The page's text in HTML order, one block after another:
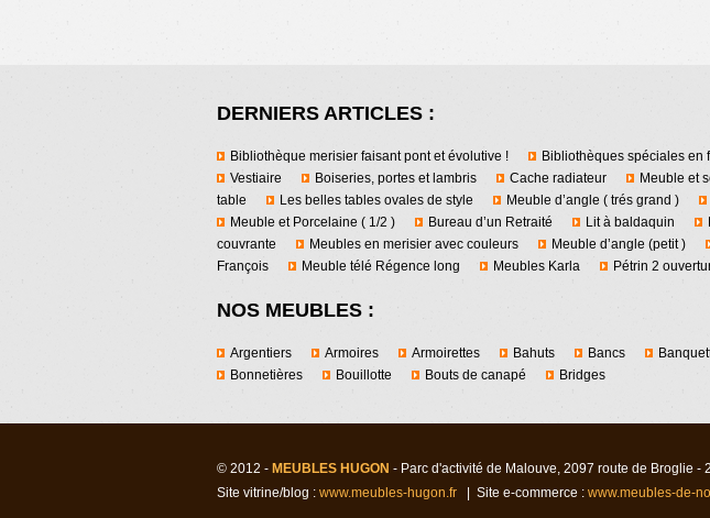
DERNIERS ARTICLES :
Bibliothèque merisier faisant pont et évolutive ! Bibliothèques spéciales en
Vestiaire
Boiseries, portes et lambris Cache radiateur Meuble et
table
Les belles tables ovales de style Meuble d’angle ( trés grand )
Meuble et Porcelaine ( 1/2 )
Bureau d’un Retraité Lit à baldaquin
couvrante
Meubles en merisier avec couleurs Meuble d’angle (petit )
François
Meuble télé Régence long Meubles Karla Pétrin 2
NOS MEUBLES :
Argentiers Armoires Armoirettes Bahuts Bancs
Bonnetières
Bouillotte Bouts de canapé Bridges
© 2012 - MEUBLES HUGON - Parc d'activité de Malouve, 2097 route de Broglie -
Site vitrine/blog : www.meubles-hugon.fr | Site e-commerce : www.meubles-de-